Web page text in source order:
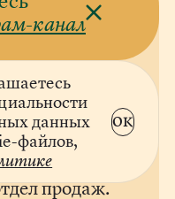
книг
Чевкина
продаж.
канал
данных
файлов,
ок